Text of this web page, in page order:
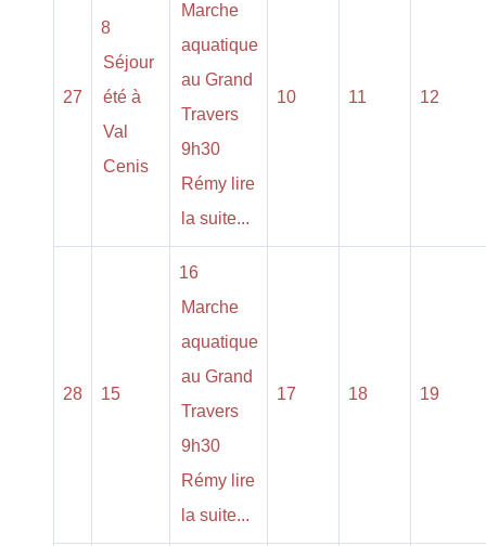
27
8
Séjour
été à
Val
Cenis
Marche
aquatique
au Grand
Travers
9h30
Rémy lire
la suite...
10 11 12
28 15
16
Marche
aquatique
au Grand
Travers
9h30
Rémy lire
la suite...
17 18 19